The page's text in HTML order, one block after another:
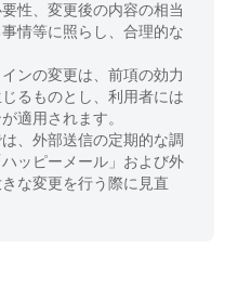
性、変更後の内容の相当
情等に照らし、合理的な
ンの変更は、前項の効力
るものとし、利用者には
適用されます。
、外部送信の定期的な調
ッピーメール」および外
な変更を行う際に見直